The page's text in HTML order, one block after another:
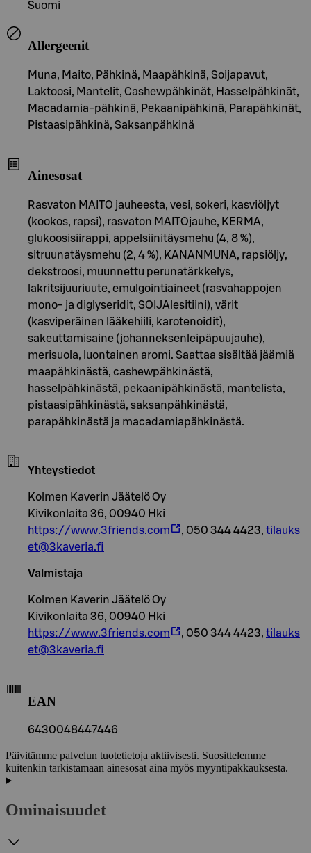
Suomi
Allergeenit
Muna, Maito, Pähkinä, Maapähkinä, Soijapavut,
Laktoosi, Mantelit, Cashewpähkinät, Hasselpähkinät,
Macadamia-pähkinä, Pekaanipähkinä, Parapähkinät,
Pistaasipähkinä, Saksanpähkinä
Ainesosat
Rasvaton MAITO jauheesta, vesi, sokeri, kasviöljyt
(kookos, rapsi), rasvaton MAITOjauhe, KERMA,
glukoosisiirappi, appelsiinitäysmehu (4, 8 %),
sitruunatäysmehu (2, 4 %), KANANMUNA, rapsiöljy,
dekstroosi, muunnettu perunatärkkelys,
lakritsijuuriuute, emulgointiaineet (rasvahappojen
mono- ja diglyseridit, SOIJAlesitiini), värit
(kasviperäinen lääkehiili, karotenoidit),
sakeuttamisaine (johanneksenleipäpuujauhe),
merisuola, luontainen aromi. Saattaa sisältää jäämiä
maapähkinästä, cashewpähkinästä,
hasselpähkinästä, pekaanipähkinästä, mantelista,
pistaasipähkinästä, saksanpähkinästä,
parapähkinästä ja macadamiapähkinästä.
Yhteystiedot
Kolmen Kaverin Jäätelö Oy
Kivikonlaita 36, 00940 Hki
https://www.3friends.com
, 050 344 4423, tilauks
et@3kaveria.fi
Valmistaja
Kolmen Kaverin Jäätelö Oy
Kivikonlaita 36, 00940 Hki
https://www.3friends.com
, 050 344 4423, tilauks
et@3kaveria.fi
EAN
6430048447446
Päivitämme palvelun tuotetietoja aktiivisesti. Suosittelemme
kuitenkin tarkistamaan ainesosat aina myös myyntipakkauksesta.
Ominaisuudet